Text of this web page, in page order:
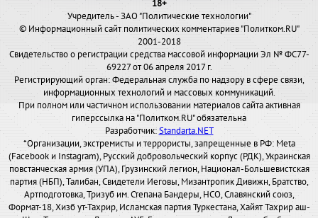
18+
Учредитель - ЗАО "Политические технологии"
© Информационный сайт политических комментариев "Политком.RU"
2001-2018
Свидетельство о регистрации средства массовой информации Эл № ФС77-
69227 от 06 апреля 2017 г.
Регистрирующий орган: Федеральная служба по надзору в сфере связи,
информационных технологий и массовых коммуникаций.
При полном или частичном использовании материалов сайта активная
гиперссылка на "Политком.RU" обязательна
Разработчик:Standarta.NET
*Организации, экстремисты и террористы, запрещенные в РФ: Meta
(Facebook и Instagram), Русский добровольческий корпус (РДК), Украинская
повстанческая армия (УПА), Грузинский легион, Национал-Большевистская
партия (НБП), Талибан, Свидетели Иеговы, Мизантропик Дивижн, Братство,
Артподготовка, Тризуб им. Степана Бандеры, НСО, Славянский союз,
Формат-18, Хизб ут-Тахрир, Исламская партия Туркестана, Хайят Тахрир аш-